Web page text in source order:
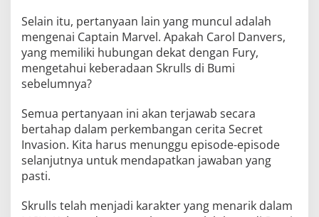
Selain itu, pertanyaan lain yang muncul adalah
mengenai Captain Marvel. Apakah Carol Danvers,
yang memiliki hubungan dekat dengan Fury,
mengetahui keberadaan Skrulls di Bumi
sebelumnya?
Semua pertanyaan ini akan terjawab secara
bertahap dalam perkembangan cerita Secret
Invasion. Kita harus menunggu episode-episode
selanjutnya untuk mendapatkan jawaban yang
pasti.
Skrulls telah menjadi karakter yang menarik dalam